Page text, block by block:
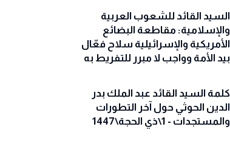
السيد القائد للشعوب العربية
والإسلامية: مقاطعة البضائع
الأمريكية والإسرائيلية سلاح فعّال
بيد الأمة وواجب لا مبرر للتفريط به
كلمة السيد القائد عبد الملك بدر
الدين الحوثي حول آخر التطورات
والمستجدات - 1\ذي الحجة\1447